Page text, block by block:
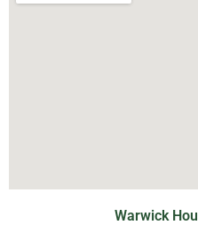
Warwick